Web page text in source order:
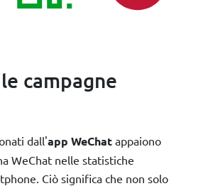
campagne
dall'app WeChat appaiono
WeChat nelle statistiche
Ciò significa che non solo